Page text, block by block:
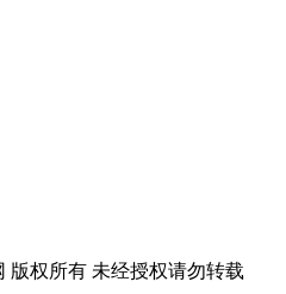
版权所有 未经授权请勿转载